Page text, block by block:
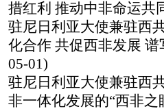
措红利 推动中非命运共
驻尼日利亚大使兼驻西
化合作 共促西非发展
05-01)
驻尼日利亚大使兼驻西
非一体化发展的“西非之